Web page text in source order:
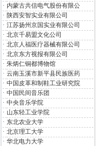
· 内蒙古共信电气股份有限公
· 陕西安智实业有限公司
· 江苏扬州京国实业有限公司
· 北京千易盟文化公司
· 北京人福医疗器械有限公司
· 北京东方视报有限公司
· 朱炳仁铜都博物馆
· 云南玉溪市新平县民族医药
· 中国皮革和制鞋工业研究院
· 中国民间音乐团
· 中央音乐学院
· 山东轻工业学院
· 东北农业大学
· 北京理工大学
· 华北电力大学